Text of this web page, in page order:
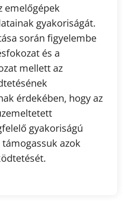
emelőgépek
gyakoriságát.
során figyelembe
és a
mellett az
érdekében, hogy az
gyakoriságú
azok